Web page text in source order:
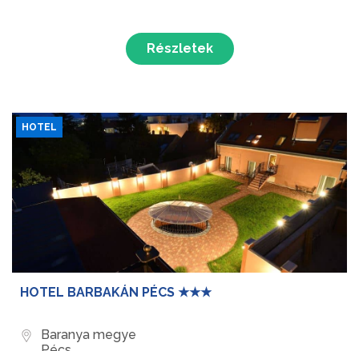
Részletek
HOTEL
HOTEL BARBAKÁN PÉCS ★★★
Baranya megye